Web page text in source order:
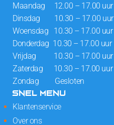
Maandag 12.00 – 17.00 uur
Dinsdag 10.30 – 17.00 uur
Woensdag 10.30 – 17.00 uur
Donderdag 10.30 – 17.00 uur
Vrijdag 10.30 – 17.00 uur
Zaterdag 10.30 – 17.00 uur
Zondag Gesloten
SNEL MENU
Klantenservice
Over ons